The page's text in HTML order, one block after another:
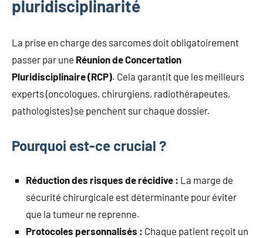
pluridisciplinarité
La prise en charge des sarcomes doit obligatoirement
passer par une Réunion de Concertation
Pluridisciplinaire (RCP). Cela garantit que les meilleurs
experts (oncologues, chirurgiens, radiothérapeutes,
pathologistes) se penchent sur chaque dossier.
Pourquoi est-ce crucial ?
Réduction des risques de récidive : La marge de
sécurité chirurgicale est déterminante pour éviter
que la tumeur ne reprenne.
Protocoles personnalisés : Chaque patient reçoit un